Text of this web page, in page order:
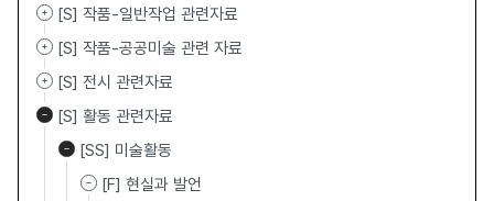
[S] 작품-일반작업 관련자료
[S] 작품-공공미술 관련 자료
[S] 전시 관련자료
[S] 활동 관련자료
[SS] 미술활동
[F] 현실과 발언